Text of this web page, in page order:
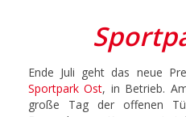
Ende Juli geht das neue
Sportpark Ost, in Betrieb.
große Tag der offenen